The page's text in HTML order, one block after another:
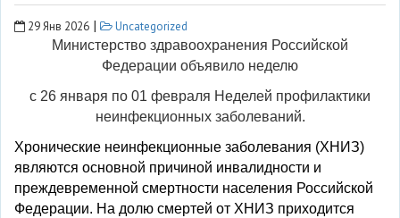
29 Янв 2026 |
Uncategorized
Министерство здравоохранения Российской
Федерации объявило неделю
с 26 января по 01 февраля Неделей профилактики
неинфекционных заболеваний.
Хронические неинфекционные заболевания (ХНИЗ)
являются основной причиной инвалидности и
преждевременной смертности населения Российской
Федерации. На долю смертей от ХНИЗ приходится